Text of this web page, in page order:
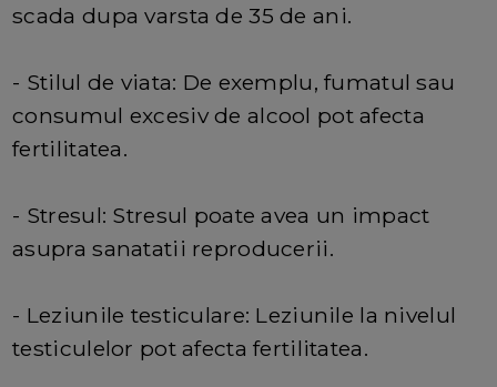
scada dupa varsta de 35 de ani.
- Stilul de viata: De exemplu, fumatul sau
consumul excesiv de alcool pot afecta
fertilitatea.
- Stresul: Stresul poate avea un impact
asupra sanatatii reproducerii.
- Leziunile testiculare: Leziunile la nivelul
testiculelor pot afecta fertilitatea.